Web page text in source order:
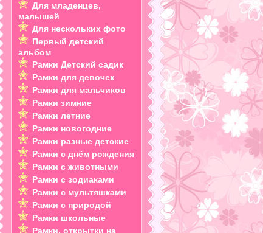
Для младенцев,
малышей
Для нескольких фото
Первый детский
альбом
Рамки Детский садик
Рамки для девочек
Рамки для мальчиков
Рамки зимние
Рамки летние
Рамки новогодние
Рамки разные детские
Рамки с днём рождения
Рамки с животными
Рамки с зодиаками
Рамки с мультяшками
Рамки с природой
Рамки школьные
Рамки, открытки на